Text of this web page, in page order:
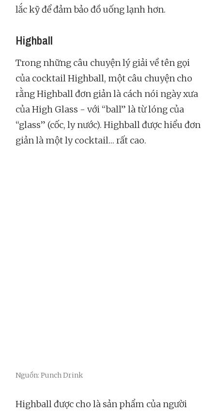
lắc kỹ để đảm bảo đồ uống lạnh hơn.
Highball
Trong những câu chuyện lý giải về tên gọi
của cocktail Highball, một câu chuyện cho
rằng Highball đơn giản là cách nói ngày xưa
của High Glass - với “ball” là từ lóng của
“glass” (cốc, ly nước). Highball được hiểu đơn
giản là một ly cocktail… rất cao.
Nguồn: Punch Drink
Highball được cho là sản phẩm của người